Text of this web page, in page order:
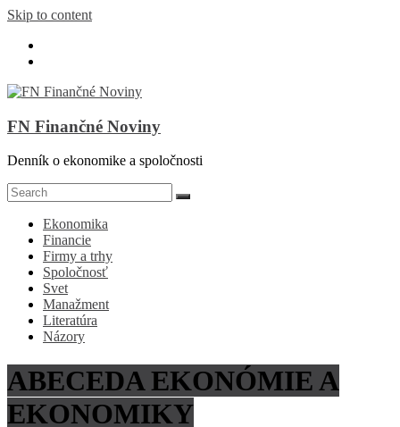
Skip to content
FN Finančné Noviny
Denník o ekonomike a spoločnosti
Ekonomika
Financie
Firmy a trhy
Spoločnosť
Svet
Manažment
Literatúra
Názory
ABECEDA EKONÓMIE A
EKONOMIKY